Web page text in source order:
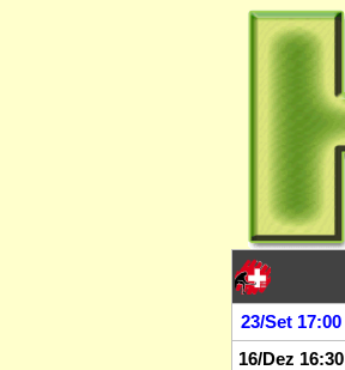
23/Set 17:00
16/Dez 16:30